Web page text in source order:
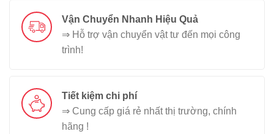
Vận Chuyển Nhanh Hiệu Quả
⇒ Hỗ trợ vận chuyển vật tư đến mọi công
trình!
Tiết kiệm chi phí
⇒ Cung cấp giá rẻ nhất thị trường, chính
hãng !